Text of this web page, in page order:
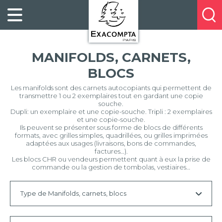
FILING
ORGANISATION
ACCESSORIES
BUSINESS
&
PADS
PERSONAL
STATIONERY
HOSPITALITY
À
PROPOS
CATALOGUES
DE
VENTE
CONTACTEZ-
NOUS
Profitez
de
sur
nouvelle
gamme
exacompta
MANIFOLDS, CARNETS,
BLOCS
Les manifolds sont des carnets autocopiants qui permettent de
transmettre 1 ou 2 exemplaires tout en gardant une copie
souche.
Dupli: un exemplaire et une copie-souche. Tripli : 2 exemplaires
et une copie-souche.
Ils peuvent se présenter sous forme de blocs de différents
formats, avec grilles simples, quadrillées, ou grilles imprimées
adaptées aux usages (livraisons, bons de commandes,
factures…).
Les blocs CHR ou vendeurs permettent quant à eux la prise de
commande ou la gestion de tombolas, vestiaires…
Type de Manifolds, carnets, blocs
Panneau de gestion des cookies